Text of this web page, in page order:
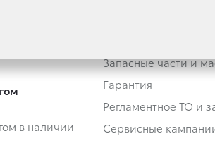
в наличии
Запасные части и
Гарантия
Регламентное ТО и
Сервисные